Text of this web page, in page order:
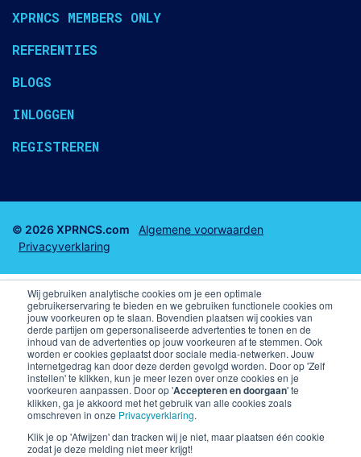
Wij gebruiken analytische cookies om je een optimale
gebruikerservaring te bieden en we gebruiken functionele cookies om
jouw voorkeuren op te slaan. Bovendien plaatsen wij cookies van
derde partijen om gepersonaliseerde advertenties te tonen en de
inhoud van de advertenties op jouw voorkeuren af te stemmen. Ook
worden er cookies geplaatst door sociale media-netwerken. Jouw
internetgedrag kan door deze derden gevolgd worden. Door op 'Zelf
instellen' te klikken, kun je meer lezen over onze cookies en je
voorkeuren aanpassen. Door op 'Accepteren en doorgaan' te
klikken, ga je akkoord met het gebruik van alle cookies zoals
omschreven in onze Privacyverklaring.
Klik je op 'Afwijzen' dan tracken wij je niet, maar plaatsen één cookie
zodat je deze melding niet meer krijgt!
XPRNCS MEMBERS ONLY
REFERENTIES
BLOGS
INLOGGEN
REGISTREREN
© 2026 XPRNCS.com
Algemene voorwaarden
Privacyverklaring
Business club tickets
Business Seats
F1 arrangementen
Voetbal arrangementen
Champions League VIP arrangementen en kaarten
Premier League
Skybox PSV